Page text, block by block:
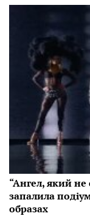
“Ангел, який не
запалила
образах